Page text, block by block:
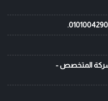
شركة المتخصص -